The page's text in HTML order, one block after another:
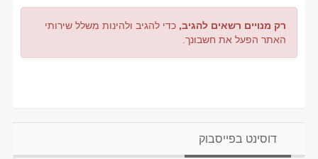
רק מנויים רשאים להגיב, כדי להגיב ולהינות משלל שירותי
האתר הפעל את חשבונך.
דוסינט בפייסבוק